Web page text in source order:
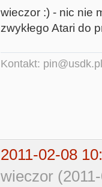
wieczor :) - nic nie
zwykłego Atari do
Kontakt: pin@usdk.pl
2011-02-08
wieczor